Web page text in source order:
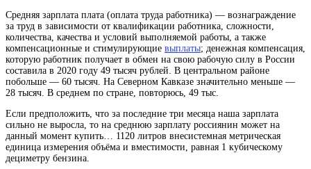
Средняя зарплата плата (оплата труда работника) — вознаграждение
за труд в зависимости от квалификации работника, сложности,
количества, качества и условий выполняемой работы, а также
компенсационные и стимулирующие выплаты; денежная компенсация,
которую работник получает в обмен на свою рабочую силу в России
составила в 2020 году 49 тысяч рублей. В центральном районе
побольше — 60 тысяч. На Северном Кавказе значительно меньше —
28 тысяч. В среднем по стране, повторюсь, 49 тыс.
Если предположить, что за последние три месяца наша зарплата
сильно не выросла, то на среднюю зарплату россиянин может на
данный момент купить… 1120 литров внесистемная метрическая
единица измерения объёма и вместимости, равная 1 кубическому
дециметру бензина.